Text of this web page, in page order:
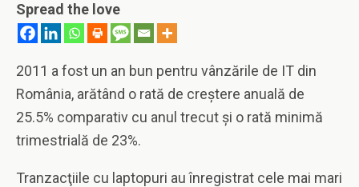
Spread the love
2011 a fost un an bun pentru vânzările de IT din
România, arătând o rată de creștere anuală de
25.5% comparativ cu anul trecut și o rată minimă
trimestrială de 23%.
Tranzacţiile cu laptopuri au înregistrat cele mai mari